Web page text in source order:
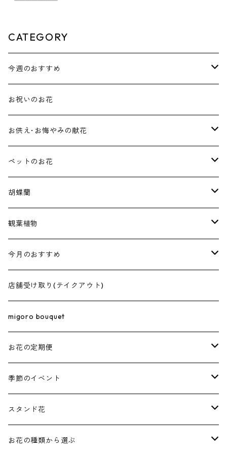
CATEGORY
今週のおすすめ
花束･ブーケ
アレンジメント
お祝いのお花
お供え･お悔やみの献花
ホワイト･グリーン系アレンジメント
淡いお色をお使いしたアレンジメント
スタンド
価格で選ぶ
3,000円〜
5,000円〜
ペットのお花
ペット用のお供えフラワー
ペット用のお祝いフラワー
胡蝶蘭
価格で選ぶ
20,000円〜
30,000円〜
観葉植物
4.5号
5号
5.5号
6号
7号
8号
10号
今月のおすすめ
花束･ブーケ
アレンジメント
店舗受け取り(テイクアウト)
migoro bouquet
お花の定期便
榊（さかき）
季節のイベント
お正月
しめ縄
成人式
スタンド花
お祝いスタンド
お花の種類から選ぶ